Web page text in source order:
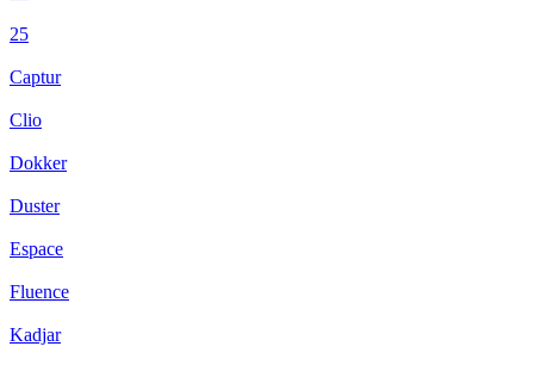
25
Captur
Clio
Dokker
Duster
Espace
Fluence
Kadjar